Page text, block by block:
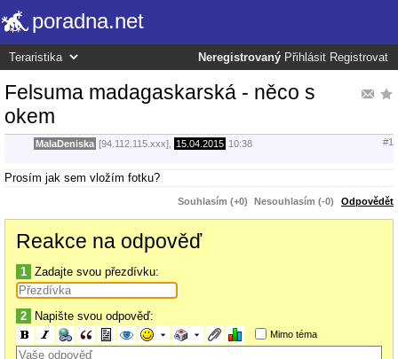
poradna.net
Neregistrovaný Přihlásit Registrovat
Felsuma madagaskarská - něco s
okem
MalaDeniska [94.112.115.xxx], 15.04.2015 10:38 #1
Prosím jak sem vložím fotku?
Souhlasím (+0) Nesouhlasím (-0) Odpovědět
Reakce na odpověď
1 Zadajte svou přezdívku:
2 Napište svou odpověď:
Mimo téma